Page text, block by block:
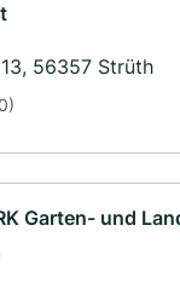
56357 Strüth
Garten- und